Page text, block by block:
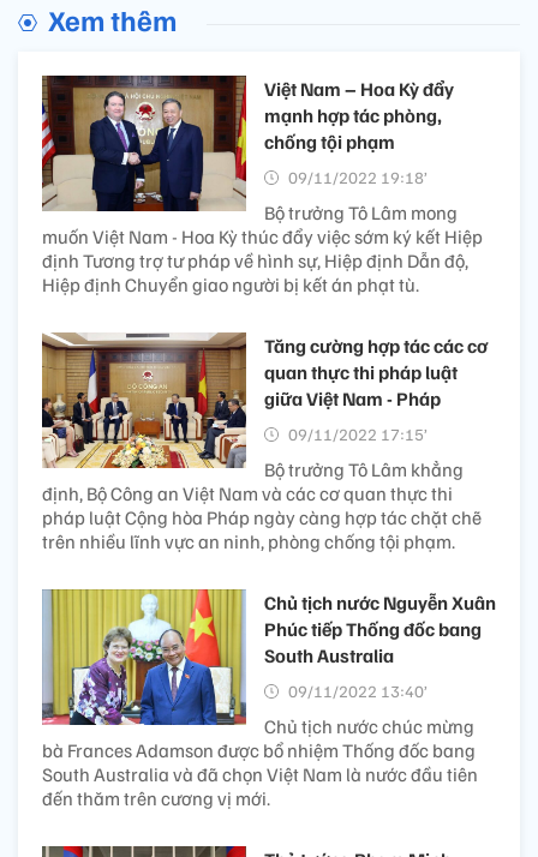
Xem thêm
Việt Nam – Hoa Kỳ đẩy
mạnh hợp tác phòng,
chống tội phạm
09/11/2022 19:18’
Bộ trưởng Tô Lâm mong
muốn Việt Nam - Hoa Kỳ thúc đẩy việc sớm ký kết Hiệp
định Tương trợ tư pháp về hình sự, Hiệp định Dẫn độ,
Hiệp định Chuyển giao người bị kết án phạt tù.
Tăng cường hợp tác các cơ
quan thực thi pháp luật
giữa Việt Nam - Pháp
09/11/2022 17:15’
Bộ trưởng Tô Lâm khẳng
định, Bộ Công an Việt Nam và các cơ quan thực thi
pháp luật Cộng hòa Pháp ngày càng hợp tác chặt chẽ
trên nhiều lĩnh vực an ninh, phòng chống tội phạm.
Chủ tịch nước Nguyễn Xuân
Phúc tiếp Thống đốc bang
South Australia
09/11/2022 13:40’
Chủ tịch nước chúc mừng
bà Frances Adamson được bổ nhiệm Thống đốc bang
South Australia và đã chọn Việt Nam là nước đầu tiên
đến thăm trên cương vị mới.